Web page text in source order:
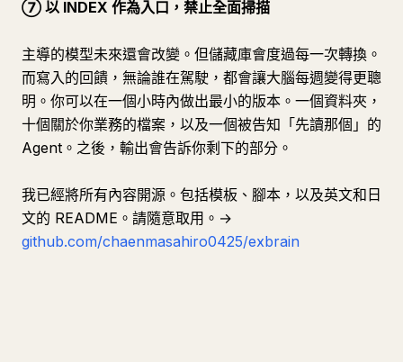
⑦ 以 INDEX 作為入口，禁止全面掃描
主導的模型未來還會改變。但儲藏庫會度過每一次轉換。
而寫入的回饋，無論誰在駕駛，都會讓大腦每週變得更聰
明。你可以在一個小時內做出最小的版本。一個資料夾，
十個關於你業務的檔案，以及一個被告知「先讀那個」的
Agent。之後，輸出會告訴你剩下的部分。
我已經將所有內容開源。包括模板、腳本，以及英文和日
文的 README。請隨意取用。→
github.com/chaenmasahiro0425/exbrain